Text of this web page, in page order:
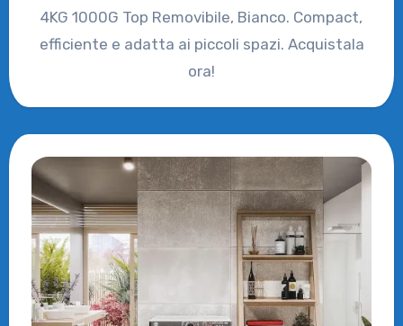
4KG 1000G Top Removibile, Bianco. Compact,
efficiente e adatta ai piccoli spazi. Acquistala
ora!